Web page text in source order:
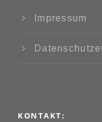
Impressum
KONTAKT: